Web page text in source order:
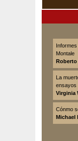
Montale
Roberto
La
ensayos
Virginia
Cónmo
Michael